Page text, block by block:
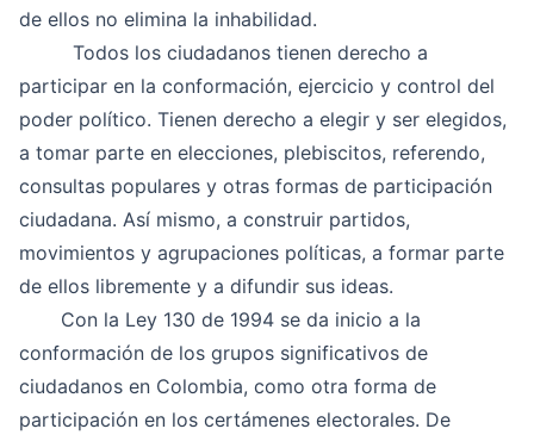
de ellos no elimina la inhabilidad.
Todos los ciudadanos tienen derecho a
participar en la conformación, ejercicio y control del
poder político. Tienen derecho a elegir y ser elegidos,
a tomar parte en elecciones, plebiscitos, referendo,
consultas populares y otras formas de participación
ciudadana. Así mismo, a construir partidos,
movimientos y agrupaciones políticas, a formar parte
de ellos libremente y a difundir sus ideas.
Con la Ley 130 de 1994 se da inicio a la
conformación de los grupos significativos de
ciudadanos en Colombia, como otra forma de
participación en los certámenes electorales. De